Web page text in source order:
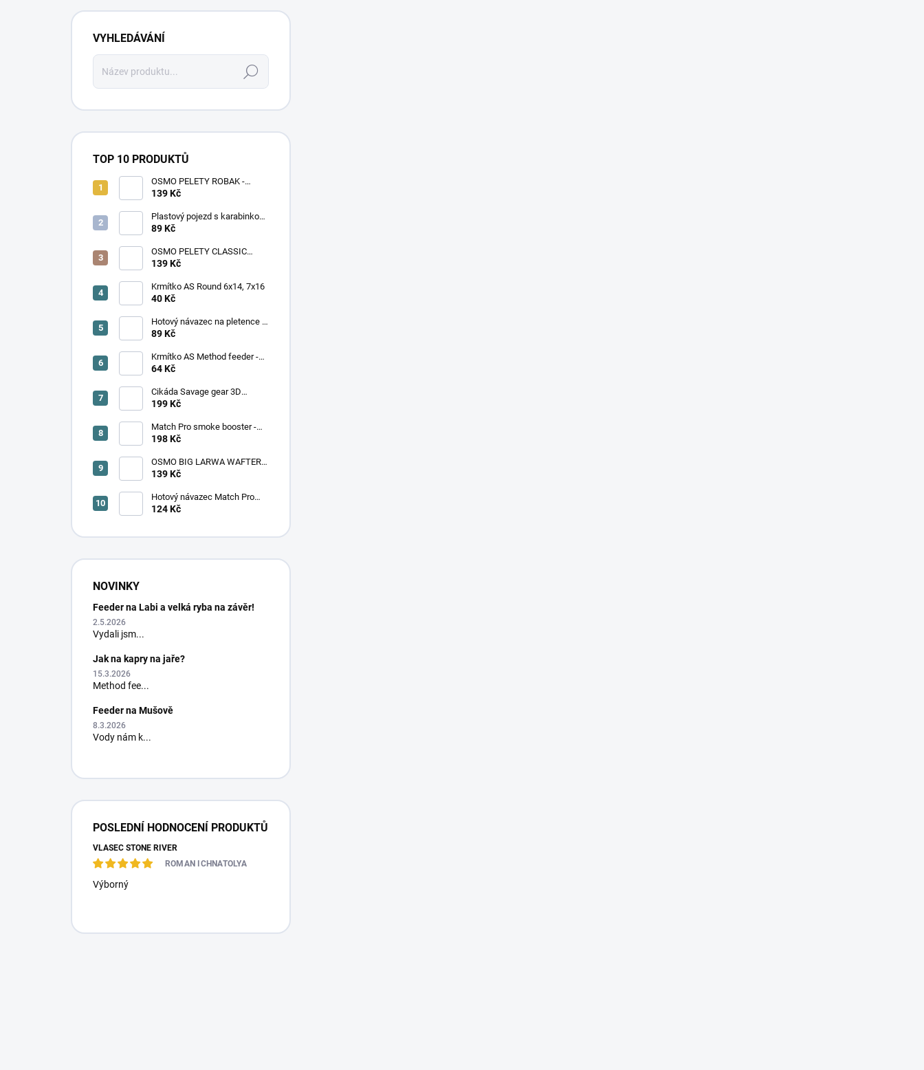
VYHLEDÁVÁNÍ
Hledat
TOP 10 PRODUKTŮ
OSMO PELETY ROBAK -
ŽÍŽALA, ČERV
139 Kč
Plastový pojezd s karabinkou
AT Feeder
89 Kč
OSMO PELETY CLASSIC
PELLET - SLADKÁ KUKUŘICE
139 Kč
Krmítko AS Round 6x14, 7x16
40 Kč
Hotový návazec na pletence s
trnem vel. 6 - 12. V balení 8
89 Kč
Krmítko AS Method feeder -
Větší
64 Kč
Cikáda Savage gear 3D
Cicada 3,3 cm, hnědá
199 Kč
Match Pro smoke booster -
Mango (100 ml)
198 Kč
OSMO BIG LARWA WAFTER -
TOXIC (velká larva)
139 Kč
Hotový návazec Match Pro
Masters M19 monofil/trn 8 ks
124 Kč
NOVINKY
Feeder na Labi a velká ryba na závěr!
2.5.2026
Vydali jsm...
Jak na kapry na jaře?
15.3.2026
Method fee...
Feeder na Mušově
8.3.2026
Vody nám k...
POSLEDNÍ HODNOCENÍ PRODUKTŮ
VLASEC STONE RIVER
ROMAN ICHNATOLYA
Výborný